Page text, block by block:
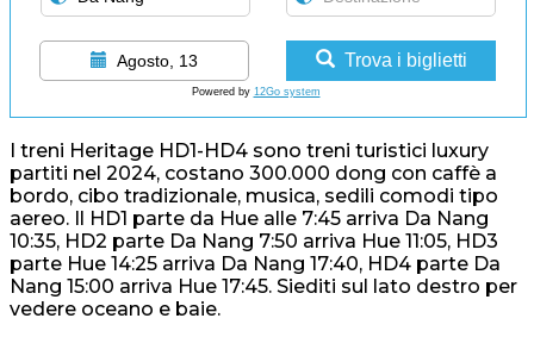
Agosto, 13 Trova i biglietti
Powered by 12Go system
I treni Heritage HD1-HD4 sono treni turistici luxury
partiti nel 2024, costano 300.000 dong con caffè a
bordo, cibo tradizionale, musica, sedili comodi tipo
aereo. Il HD1 parte da Hue alle 7:45 arriva Da Nang
10:35, HD2 parte Da Nang 7:50 arriva Hue 11:05, HD3
parte Hue 14:25 arriva Da Nang 17:40, HD4 parte Da
Nang 15:00 arriva Hue 17:45. Siediti sul lato destro per
vedere oceano e baie.